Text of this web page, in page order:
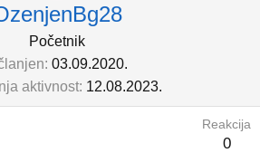
Početnik
03.09.2020.
aktivnost 12.08.2023.
Reakcija
0